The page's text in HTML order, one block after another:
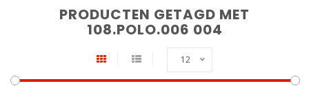
PRODUCTEN GETAGD MET
108.POLO.006 004
12